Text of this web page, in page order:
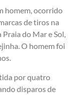
homem, ocorrido
de tiros na
do Mar e Sol,
O homem foi
por quatro
disparos de